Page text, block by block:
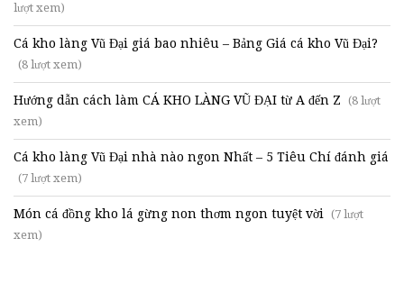
lượt xem)
Cá kho làng Vũ Đại giá bao nhiêu – Bảng Giá cá kho Vũ Đại?
(8 lượt xem)
Hướng dẫn cách làm CÁ KHO LÀNG VŨ ĐẠI từ A đến Z (8 lượt
xem)
Cá kho làng Vũ Đại nhà nào ngon Nhất – 5 Tiêu Chí đánh giá
(7 lượt xem)
Món cá đồng kho lá gừng non thơm ngon tuyệt vời (7 lượt
xem)